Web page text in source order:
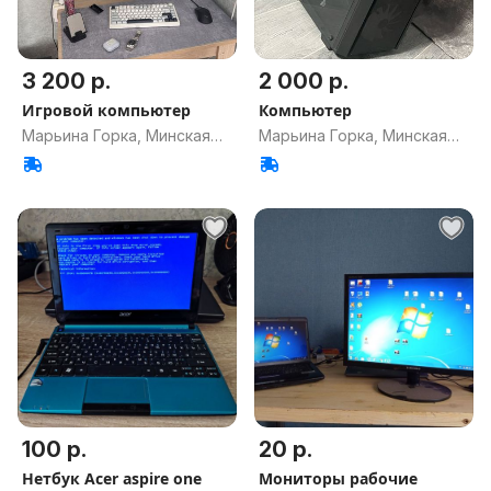
3 200 р.
Игровой компьютер
Марьина Горка, Минская
обл.
2 000 р.
Компьютер
Марьина Горка, Минская
обл.
100 р.
Нетбук Acer aspire one
20 р.
Мониторы рабочие